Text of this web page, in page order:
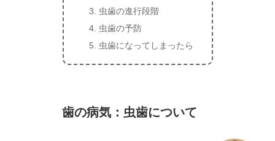
虫歯の進行段階
虫歯の予防
虫歯になってしまったら
歯の病気：虫歯について